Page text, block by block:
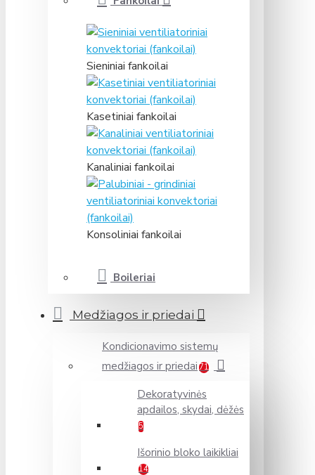
Sieniniai fankoilai
Kasetiniai fankoilai
Kanaliniai fankoilai
Konsoliniai fankoilai
Boileriai
Medžiagos ir priedai
Kondicionavimo sistemų
medžiagos ir priedai 71
Dekoratyvinės
apdailos, skydai, dėžės
5
Išorinio bloko laikikliai
14